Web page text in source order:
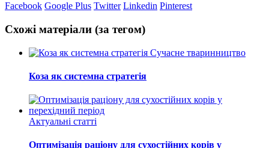
Facebook Google Plus Twitter Linkedin Pinterest
Схожі матеріали (за тегом)
Сучасне тваринництво
Коза як системна стратегія
Актуальні статті
Оптимізація раціону для сухостійних корів у